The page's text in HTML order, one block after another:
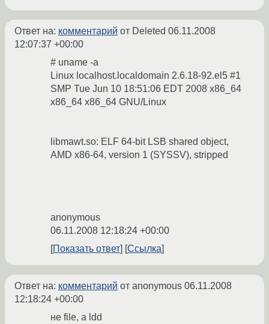
Ответ на: комментарий от Deleted 06.11.2008
12:07:37 +00:00
# uname -a
Linux localhost.localdomain 2.6.18-92.el5 #1
SMP Tue Jun 10 18:51:06 EDT 2008 x86_64
x86_64 x86_64 GNU/Linux
libmawt.so: ELF 64-bit LSB shared object,
AMD x86-64, version 1 (SYSSV), stripped
anonymous
06.11.2008 12:18:24 +00:00
Показать ответ
Ссылка
Ответ на: комментарий от anonymous 06.11.2008
12:18:24 +00:00
не file, а ldd